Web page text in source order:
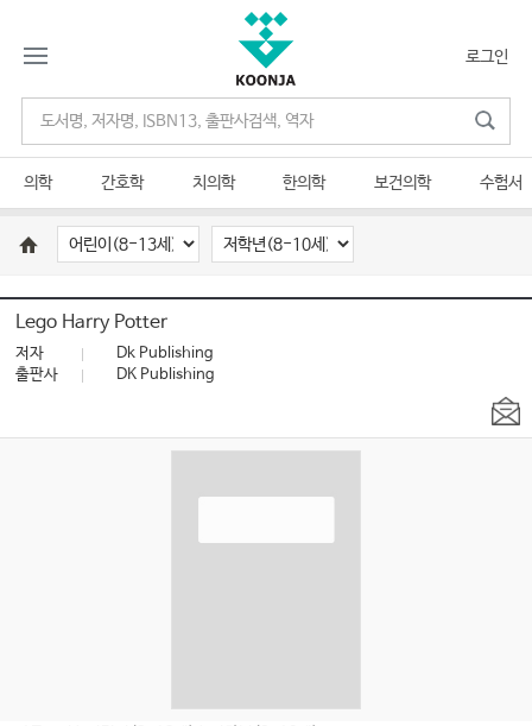
로그인
의학 간호학 치의학 한의학 보건의학 수험서
Lego Harry Potter
저자
Dk Publishing
출판사
DK Publishing